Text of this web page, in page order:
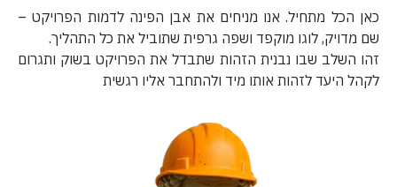
כאן הכל מתחיל. אנו מניחים את אבן הפינה לדמות הפרויקט –
שם מדויק, לוגו מוקפד ושפה גרפית שתוביל את כל התהליך.
זהו השלב שבו נבנית הזהות שתבדל את הפרויקט בשוק ותגרום
לקהל היעד לזהות אותו מיד ולהתחבר אליו רגשית